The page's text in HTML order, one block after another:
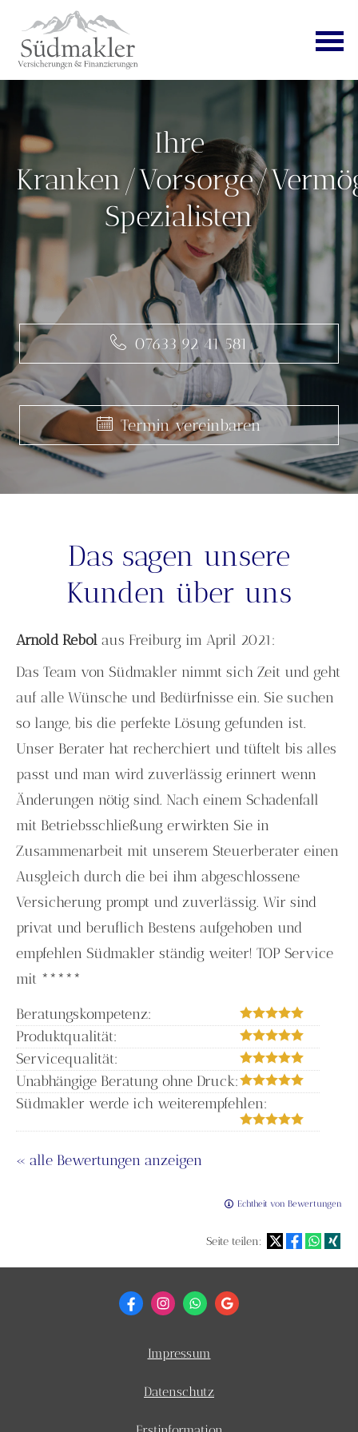
Ihre
Kranken/Vorsorge/
Spezialisten
07633 92 41 581
Termin ver­ein­baren
07633 92 41 581
Termin ver­ein­baren
07633 92 41 581
Termin ver­ein­baren
Das sagen unsere
Kunden über uns
Arnold Rebol aus Freiburg im April 2021:
Das Team von Südmakler nimmt sich Zeit und geht
auf alle Wünsche und Bedürfnisse ein. Sie suchen
so lange, bis die perfekte Lösung gefunden ist.
Unser Berater hat recherchiert und tüftelt bis alles
passt und man wird zuverlässig erinnert wenn
Änderungen nötig sind. Nach einem Schadenfall
mit Betriebsschließung erwirkten Sie in
Zusammenarbeit mit unserem Steuerberater einen
Ausgleich durch die bei ihm abgeschlossene
Versicherung prompt und zuverlässig. Wir sind
privat und beruflich Bestens aufgehoben und
empfehlen Südmakler ständig weiter! TOP Service
mit *****
Beratungskompetenz:
Produktqualität:
Servicequalität:
Unabhängige Beratung ohne Druck:
Südmakler werde ich weiterempfehlen:
« alle Bewertungen anzeigen
Echtheit von Bewertungen
Seite teilen:
Impressum
Datenschutz